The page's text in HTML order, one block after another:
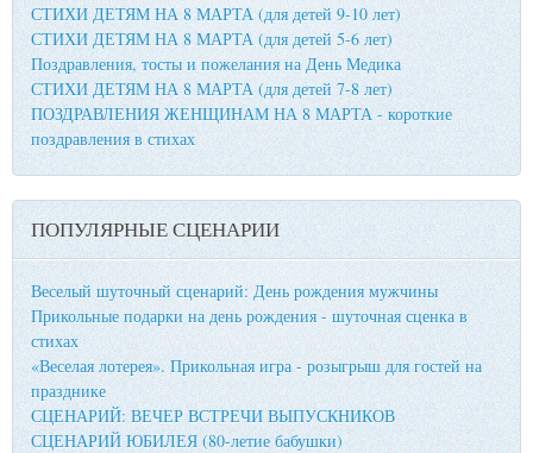
СТИХИ ДЕТЯМ НА 8 МАРТА (для детей 9-10 лет)
СТИХИ ДЕТЯМ НА 8 МАРТА (для детей 5-6 лет)
Поздравления, тосты и пожелания на День Медика
СТИХИ ДЕТЯМ НА 8 МАРТА (для детей 7-8 лет)
ПОЗДРАВЛЕНИЯ ЖЕНЩИНАМ НА 8 МАРТА - короткие
поздравления в стихах
ПОПУЛЯРНЫЕ СЦЕНАРИИ
Веселый шуточный сценарий: День рождения мужчины
Прикольные подарки на день рождения - шуточная сценка в
стихах
«Веселая лотерея». Прикольная игра - розыгрыш для гостей на
празднике
СЦЕНАРИЙ: ВЕЧЕР ВСТРЕЧИ ВЫПУСКНИКОВ
СЦЕНАРИЙ ЮБИЛЕЯ (80-летие бабушки)